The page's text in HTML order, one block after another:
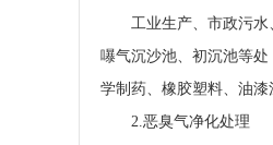
工业生产、市政污水、
嚗气沉沙池、初沉池等
学制药、橡胶塑料、油漆
2.恶臭气净化处理